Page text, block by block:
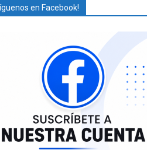
en Facebook!